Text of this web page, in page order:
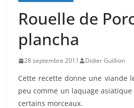
Rouelle de
plancha
28 septembre 2011 Didier Guillion
Cette recette donne une viande
peu comme un laquage
certains morceaux.